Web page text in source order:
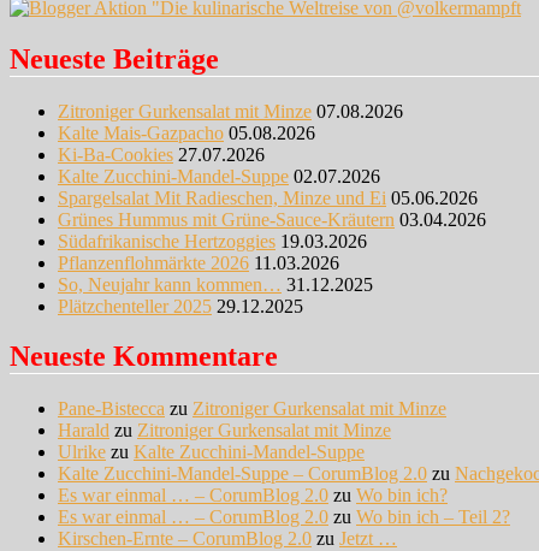
Neueste Beiträge
Zitroniger Gurkensalat mit Minze 07.08.2026
Kalte Mais-Gazpacho 05.08.2026
Ki-Ba-Cookies 27.07.2026
Kalte Zucchini-Mandel-Suppe 02.07.2026
Spargelsalat Mit Radieschen, Minze und Ei 05.06.2026
Grünes Hummus mit Grüne-Sauce-Kräutern 03.04.2026
Südafrikanische Hertzoggies 19.03.2026
Pflanzenflohmärkte 2026 11.03.2026
So, Neujahr kann kommen… 31.12.2025
Plätzchenteller 2025 29.12.2025
Neueste Kommentare
Pane-Bistecca zu Zitroniger Gurkensalat mit Minze
Harald zu Zitroniger Gurkensalat mit Minze
Ulrike zu Kalte Zucchini-Mandel-Suppe
Kalte Zucchini-Mandel-Suppe – CorumBlog 2.0 zu
Es war einmal … – CorumBlog 2.0 zu Wo bin ich?
Es war einmal … – CorumBlog 2.0 zu Wo bin ich – Teil 2?
Kirschen-Ernte – CorumBlog 2.0 zu Jetzt …